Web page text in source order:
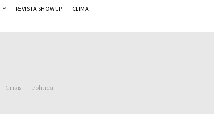
REVISTA SHOWUP CLIMA
Crisis Politica